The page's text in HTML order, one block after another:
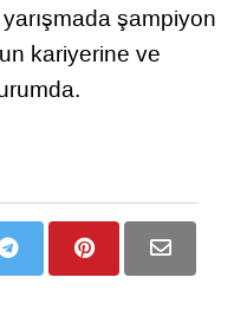
şampiyon
kariyerine ve